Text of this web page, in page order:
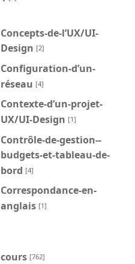
Concepts-de-l’UX/UI-
Design [2]
Configuration-d’un-
réseau [4]
Contexte-d’un-projet-
UX/UI-Design [1]
Contrôle-de-gestion--
budgets-et-tableau-de-
bord [4]
Correspondance-en-
anglais [1]
cours [762]